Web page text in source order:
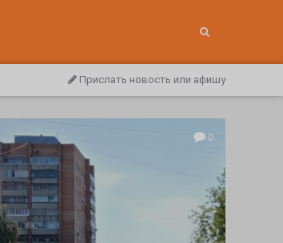
Прислать новость или афишу
0